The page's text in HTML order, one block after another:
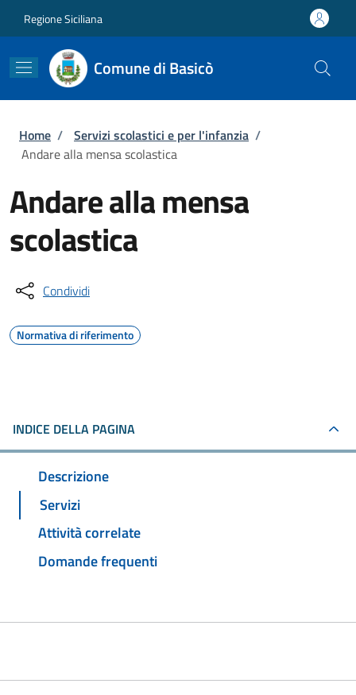
Regione Siciliana
Comune di Basicò
Briciole di pane
Home / Servizi scolastici e per l'infanzia /
Andare alla mensa scolastica
Andare alla mensa
scolastica
Condividi
Normativa di riferimento
INDICE DELLA PAGINA
Descrizione
Servizi
Attività correlate
Domande frequenti